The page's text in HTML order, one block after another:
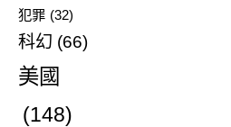
犯罪 (32)
科幻 (66)
美國
(148)